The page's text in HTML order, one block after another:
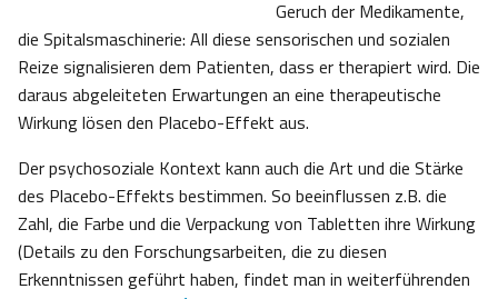
Geruch der Medikamente,
die Spitalsmaschinerie: All diese sensorischen und sozialen
Reize signalisieren dem Patienten, dass er therapiert wird. Die
daraus abgeleiteten Erwartungen an eine therapeutische
Wirkung lösen den Placebo-Effekt aus.
Der psychosoziale Kontext kann auch die Art und die Stärke
des Placebo-Effekts bestimmen. So beeinflussen z.B. die
Zahl, die Farbe und die Verpackung von Tabletten ihre Wirkung
(Details zu den Forschungsarbeiten, die zu diesen
Erkenntnissen geführt haben, findet man in weiterführenden